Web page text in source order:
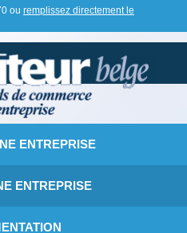
ou remplissez directement le
ENTREPRISE
ENTREPRISE